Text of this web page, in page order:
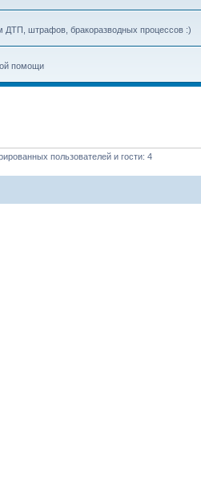
ДТП, штрафов, бракоразводных процессов :)
помощи
пользователей и гости: 4